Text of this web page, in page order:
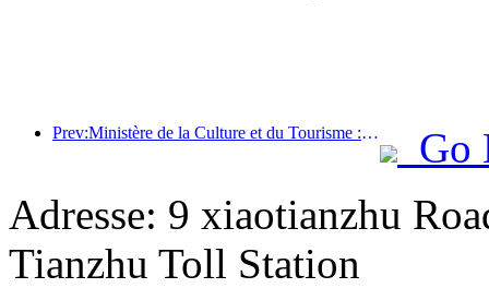
Prev:Ministère de la Culture et du Tourisme : Lancement de 22 activités thématiques réparties dans 7 grandes régions
Go
Adresse: 9 xiaotianzhu
Tianzhu Toll Station